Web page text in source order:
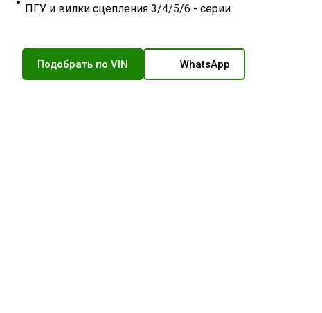
ПГУ и вилки сцепления 3/4/5/6 - серии
Подобрать по VIN WhatsApp